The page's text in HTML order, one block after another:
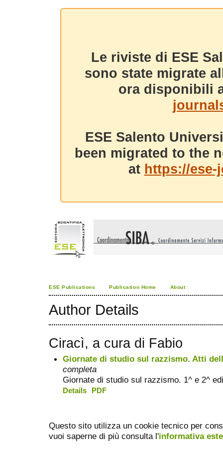
Le riviste di ESE
sono state migrate
ora disponibili
ESE Salento
been migrated to the
at https://
ESE Publications Publication Home About
Author Details
Ciracì, a cura di Fabio
Giornate di studio sul razzismo. Atti
completa
Giornate di studio sul razzismo. 1^ e 2^
Details PDF
Questo sito utilizza un cookie tecnico per
vuoi saperne di più consulta l'informativa